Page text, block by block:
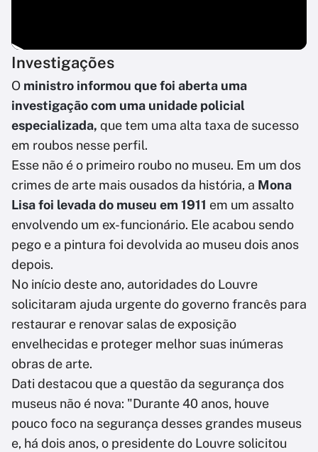
Investigações
O ministro informou que foi aberta uma
investigação com uma unidade policial
especializada, que tem uma alta taxa de sucesso
em roubos nesse perfil.
Esse não é o primeiro roubo no museu. Em um dos
crimes de arte mais ousados da história, a Mona
Lisa foi levada do museu em 1911 em um assalto
envolvendo um ex-funcionário. Ele acabou sendo
pego e a pintura foi devolvida ao museu dois anos
depois.
No início deste ano, autoridades do Louvre
solicitaram ajuda urgente do governo francês para
restaurar e renovar salas de exposição
envelhecidas e proteger melhor suas inúmeras
obras de arte.
Dati destacou que a questão da segurança dos
museus não é nova: "Durante 40 anos, houve
pouco foco na segurança desses grandes museus
e, há dois anos, o presidente do Louvre solicitou